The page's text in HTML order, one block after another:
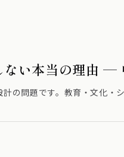
い本当の理由 —
の問題です。教育・文化・